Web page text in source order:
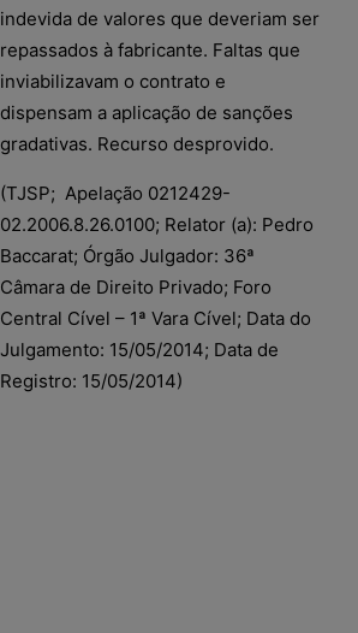
indevida de valores que deveriam ser
repassados à fabricante. Faltas que
inviabilizavam o contrato e
dispensam a aplicação de sanções
gradativas. Recurso desprovido.
(TJSP; Apelação 0212429-
02.2006.8.26.0100; Relator (a): Pedro
Baccarat; Órgão Julgador: 36ª
Câmara de Direito Privado; Foro
Central Cível – 1ª Vara Cível; Data do
Julgamento: 15/05/2014; Data de
Registro: 15/05/2014)